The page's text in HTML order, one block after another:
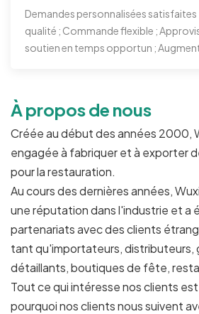
Demandes personnalisées satisfaites
qualité ; Commande flexible ;
soutien en temps opportun ;
À propos de nous
Créée au début des années 2000,
engagée à fabriquer et à exporter
pour la restauration.
Au cours des dernières années,
une réputation dans l'industrie et a
partenariats avec des clients
tant qu'importateurs, distributeurs,
détaillants, boutiques de fête,
Tout ce qui intéresse nos clients
pourquoi nos clients nous suivent